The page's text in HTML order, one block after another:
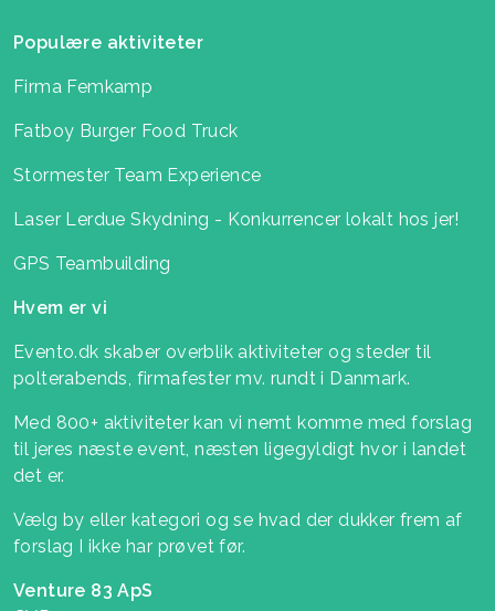
Populære aktiviteter
Firma Femkamp
Fatboy Burger Food Truck
Stormester Team Experience
Laser Lerdue Skydning - Konkurrencer lokalt hos jer!
GPS Teambuilding
Hvem er vi
Evento.dk skaber overblik aktiviteter og steder til
polterabends, firmafester mv. rundt i Danmark.
Med 800+ aktiviteter kan vi nemt komme med forslag
til jeres næste event, næsten ligegyldigt hvor i landet
det er.
Vælg by eller kategori og se hvad der dukker frem af
forslag I ikke har prøvet før.
Venture 83 ApS